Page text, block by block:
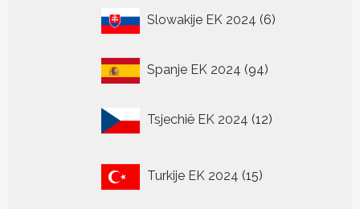
Slowakije EK 2024 6
producten
Spanje EK 2024 9494
Tsjechië EK 2024 12
producten
Turkije EK 2024 15
producten